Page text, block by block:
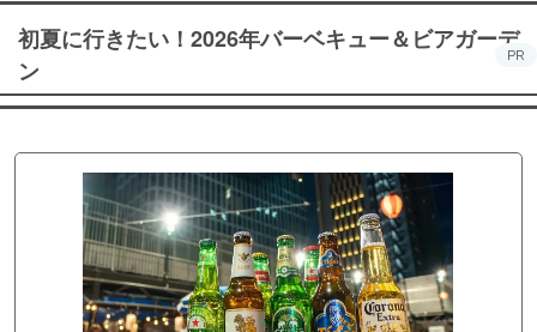
初夏に行きたい！2026年バーベキュー＆ビアガーデ
ン
PR